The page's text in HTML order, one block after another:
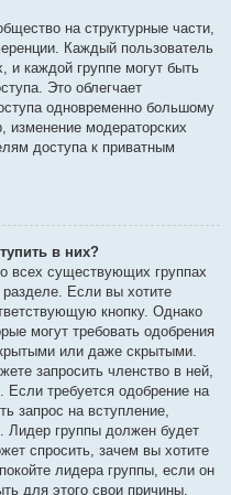
на структурные части,
Каждый пользователь
и каждой группе могут быть
Это облегчает
одновременно большому
изменение модераторских
доступа к приватным
в них?
всех существующих группах
Если вы хотите
кнопку. Однако
могут требовать одобрения
или даже скрытыми.
запросить членство в ней,
Если требуется одобрение на
запрос на вступление,
Лидер группы должен будет
спросить, зачем вы хотите
лидера группы, если он
для этого свои причины.